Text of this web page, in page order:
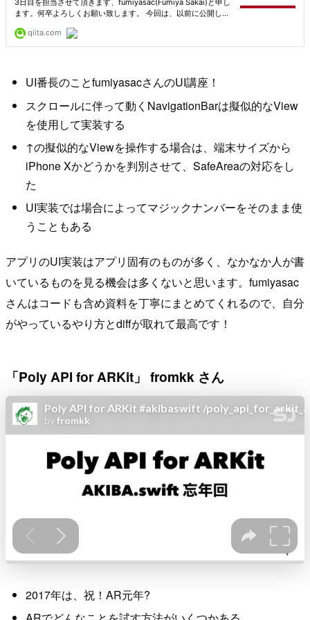
UI番長のことfumiyasacさんのUI講座！
スクロールに伴って動くNavigationBarは擬似的なView
を使用して実装する
↑の擬似的なViewを操作する場合は、端末サイズから
iPhone Xかどうかを判別させて、SafeAreaの対応をし
た
UI実装では場合によってマジックナンバーをそのまま使
うこともある
アプリのUI実装はアプリ固有のものが多く、なかなか人が書
いているものを見る機会は多くないと思います。fumiyasac
さんはコードも含め資料を丁寧にまとめてくれるので、自分
がやっているやり方とdiffが取れて最高です！
「Poly API for ARKit」 fromkk さん
2017年は、祝！AR元年?